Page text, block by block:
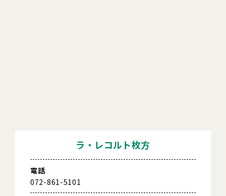
ラ・レコルト枚方
電話
072-861-5101